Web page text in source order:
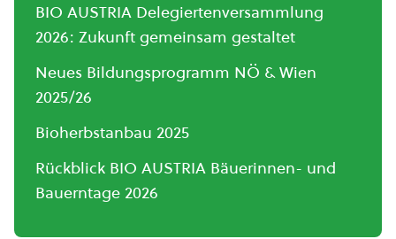
BIO AUSTRIA Delegiertenversammlung
2026: Zukunft gemeinsam gestaltet
Neues Bildungsprogramm NÖ & Wien
2025/26
Bioherbstanbau 2025
Rückblick BIO AUSTRIA Bäuerinnen- und
Bauerntage 2026